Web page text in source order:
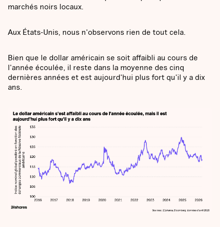
marchés noirs locaux.
Aux États-Unis, nous n'observons rien de tout cela.
Bien que le dollar américain se soit affaibli au cours de
l'année écoulée, il reste dans la moyenne des cinq
dernières années et est aujourd'hui plus fort qu'il y a dix
ans.